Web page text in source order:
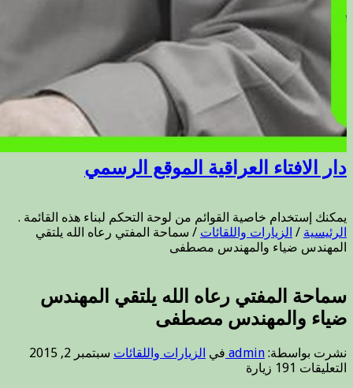
دار الافتاء العراقية الموقع الرسمي
يمكنك إستخدام خاصية القوائم من لوحة التحكم لبناء هذه القائمة .
الرئيسية / الزيارات واللقائات / سماحة المفتي رعاه الله يلتقي
المهندس ضياء والمهندس مصطفى
سماحة المفتي رعاه الله يلتقي المهندس
ضياء والمهندس مصطفى
نشرت بواسطة: admin في الزيارات واللقائات سبتمبر 2, 2015
التعليقات على
191 زيارة